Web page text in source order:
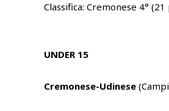
Classifica: Cremonese 4°
UNDER 15
Cremonese-Udinese